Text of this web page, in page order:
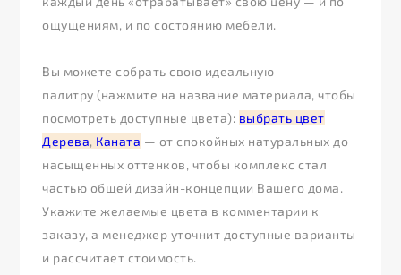
ощущениям, и по состоянию мебели.
Вы можете собрать свою идеальную
палитру (нажмите на название материала, чтобы
посмотреть доступные цвета): выбрать цвет
Дерева, Каната — от спокойных натуральных до
насыщенных оттенков, чтобы комплекс стал
частью общей дизайн-концепции Вашего дома.
Укажите желаемые цвета в комментарии к
заказу, а менеджер уточнит доступные варианты
и рассчитает стоимость.